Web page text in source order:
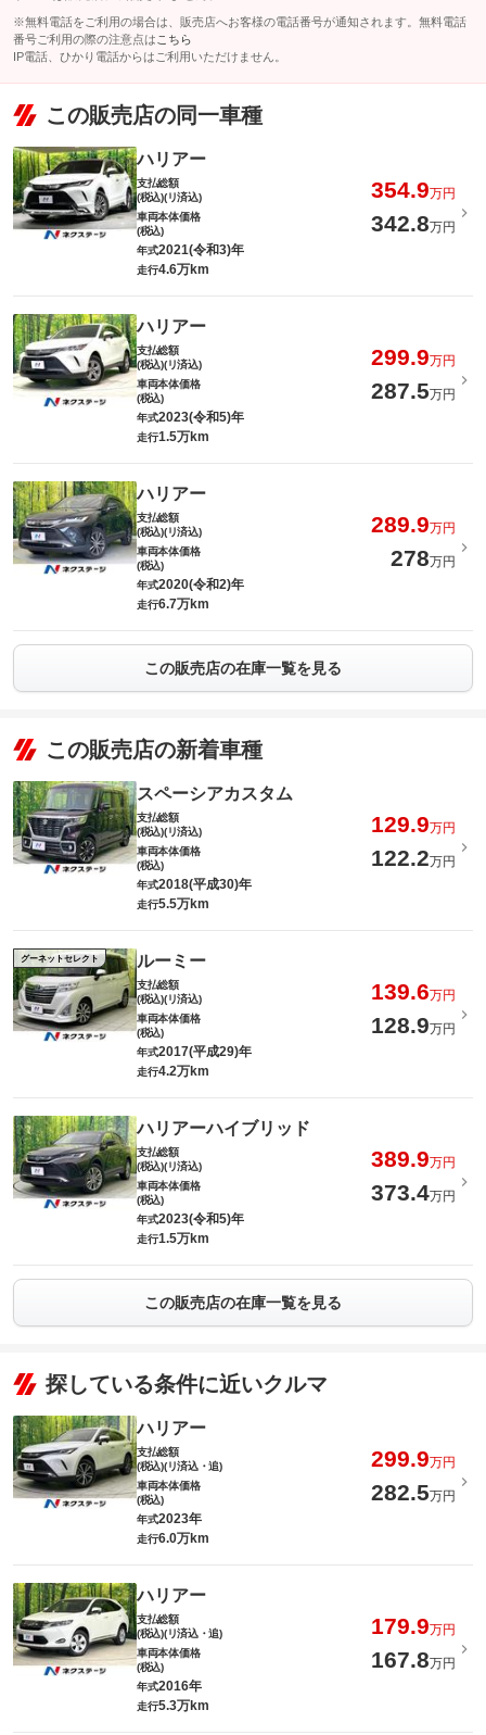
※無料電話をご利用の場合は、販売店へお客様の電話番号が通知されます。無料電話
番号ご利用の際の注意点は こちら
IP電話、ひかり電話からはご利用いただけません。
この販売店の同一車種
ハリアー
支払総額
(税込)(リ済込)
354.9万円
車両本体価格
(税込)
342.8万円
年式2021(令和3)年
走行4.6万km
ハリアー
支払総額
(税込)(リ済込)
299.9万円
車両本体価格
(税込)
287.5万円
年式2023(令和5)年
走行1.5万km
ハリアー
支払総額
(税込)(リ済込)
289.9万円
車両本体価格
(税込)
278万円
年式2020(令和2)年
走行6.7万km
この販売店の在庫一覧を見る
この販売店の新着車種
スペーシアカスタム
支払総額
(税込)(リ済込)
129.9万円
車両本体価格
(税込)
122.2万円
年式2018(平成30)年
走行5.5万km
グーネットセレクト ルーミー
支払総額
(税込)(リ済込)
139.6万円
車両本体価格
(税込)
128.9万円
年式2017(平成29)年
走行4.2万km
ハリアーハイブリッド
支払総額
(税込)(リ済込)
389.9万円
車両本体価格
(税込)
373.4万円
年式2023(令和5)年
走行1.5万km
この販売店の在庫一覧を見る
探している条件に近いクルマ
ハリアー
支払総額
(税込)(リ済込・追)
299.9万円
車両本体価格
(税込)
282.5万円
年式2023年
走行6.0万km
ハリアー
支払総額
(税込)(リ済込・追)
179.9万円
車両本体価格
(税込)
167.8万円
年式2016年
走行5.3万km